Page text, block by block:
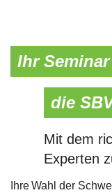
Ihr
die
Mit dem
Experten
Ihre Wahl der